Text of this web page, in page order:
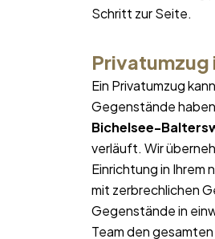
Schritt zur Seite.
Privatumzug
Ein Privatumzug
Gegenstände
Bichelsee-
verläuft. Wir
Einrichtung in Ihrem
mit zerbrechlichen
Gegenstände in
Team den gesamten